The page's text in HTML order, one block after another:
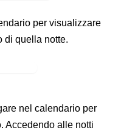
per visualizzare
di quella notte.
nel calendario per
Accedendo alle notti